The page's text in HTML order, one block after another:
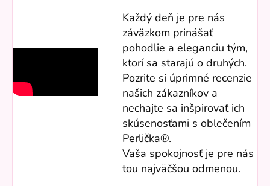
Každý deň je pre nás
záväzkom prinášať
pohodlie a eleganciu tým,
ktorí sa starajú o druhých.
Pozrite si úprimné recenzie
našich zákazníkov a
nechajte sa inšpirovať ich
skúsenosťami s oblečením
Perlička®.
Vaša spokojnosť je pre nás
tou najväčšou odmenou.